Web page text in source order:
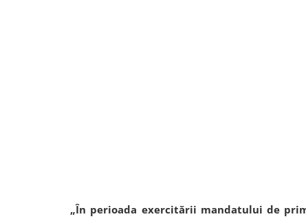
„În perioada exercitării mandatului de